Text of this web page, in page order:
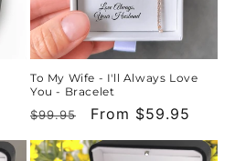
To My Wife - I'll Always Love
You - Bracelet
Regular
$99.95
Sale
From $59.95